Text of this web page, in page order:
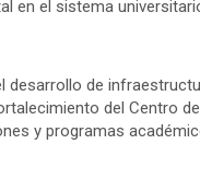
en el sistema
desarrollo de
del Centro
y programas